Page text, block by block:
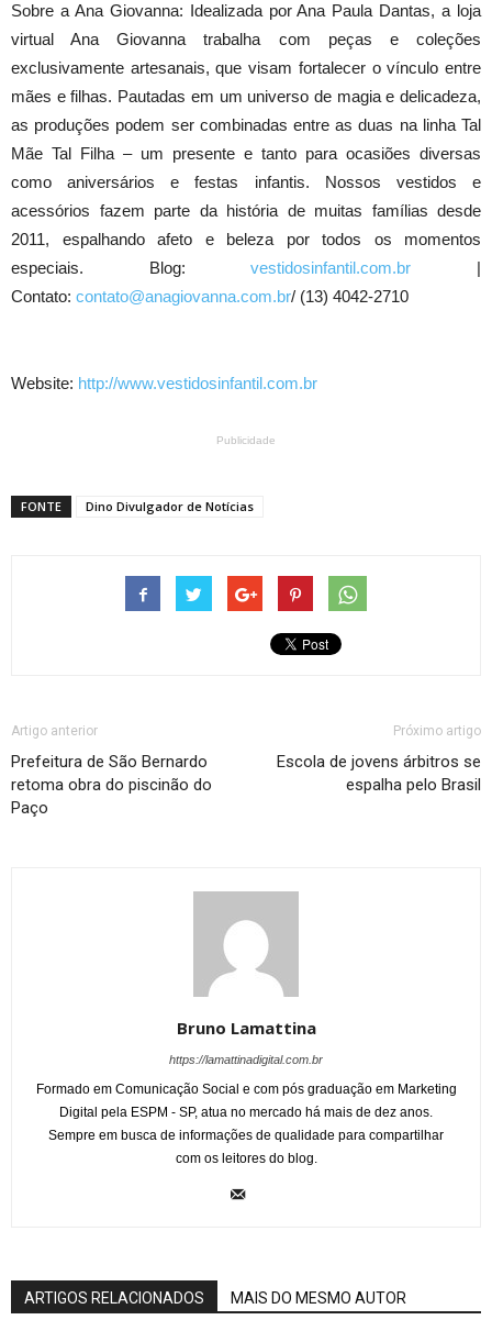
Sobre a Ana Giovanna: Idealizada por Ana Paula Dantas, a loja
virtual Ana Giovanna trabalha com peças e coleções
exclusivamente artesanais, que visam fortalecer o vínculo entre
mães e filhas. Pautadas em um universo de magia e delicadeza,
as produções podem ser combinadas entre as duas na linha Tal
Mãe Tal Filha – um presente e tanto para ocasiões diversas
como aniversários e festas infantis. Nossos vestidos e
acessórios fazem parte da história de muitas famílias desde
2011, espalhando afeto e beleza por todos os momentos
especiais. Blog:vestidosinfantil.com.br |
Contato: contato@anagiovanna.com.br/ (13) 4042-2710
Website: http://www.vestidosinfantil.com.br
Publicidade
FONTE Dino Divulgador de Notícias
Artigo anterior
Prefeitura de São Bernardo
retoma obra do piscinão do
Paço
Próximo artigo
Escola de jovens árbitros se
espalha pelo Brasil
Bruno Lamattina
https://lamattinadigital.com.br
Formado em Comunicação Social e com pós graduação em Marketing
Digital pela ESPM - SP, atua no mercado há mais de dez anos.
Sempre em busca de informações de qualidade para compartilhar
com os leitores do blog.
ARTIGOS RELACIONADOS MAIS DO MESMO AUTOR